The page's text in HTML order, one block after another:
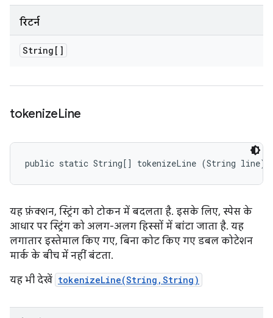
रिटर्न
String[]
tokenizeLine
public static String[] tokenizeLine (String line)
यह फ़ंक्शन, स्ट्रिंग को टोकन में बदलता है. इसके लिए, स्पेस के
आधार पर स्ट्रिंग को अलग-अलग हिस्सों में बांटा जाता है. यह
लगातार इस्तेमाल किए गए, बिना कोट किए गए डबल कोटेशन
मार्क के बीच में नहीं बंटता.
यह भी देखें tokenizeLine(String,String)